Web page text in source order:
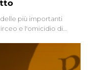
più importanti
e l'omicidio di